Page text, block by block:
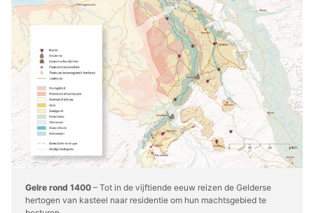
Gelre rond 1400 – Tot in de vijftiende eeuw reizen de Gelderse
hertogen van kasteel naar residentie om hun machtsgebied te